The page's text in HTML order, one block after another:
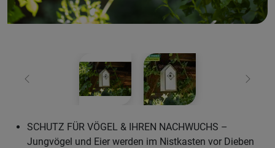
Zurück Weiter
SCHUTZ FÜR VÖGEL & IHREN NACHWUCHS –
Jungvögel und Eier werden im Nistkasten vor Dieben